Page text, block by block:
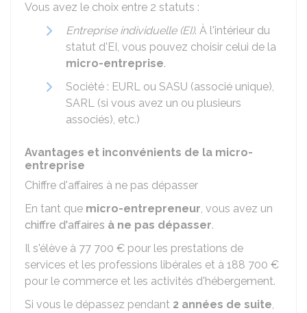
Vous avez le choix entre 2 statuts :
Entreprise individuelle (EI). À l'intérieur du
statut d'EI, vous pouvez choisir celui de la
micro-entreprise.
Société : EURL ou SASU (associé unique),
SARL (si vous avez un ou plusieurs
associés), etc.)
Avantages et inconvénients de la micro-
entreprise
Chiffre d'affaires à ne pas dépasser
En tant que micro-entrepreneur, vous avez un
chiffre d'affaires à ne pas dépasser.
Il s'élève à 77 700 € pour les prestations de
services et les professions libérales et à 188 700 €
pour le commerce et les activités d'hébergement.
Si vous le dépassez pendant 2 années de suite,